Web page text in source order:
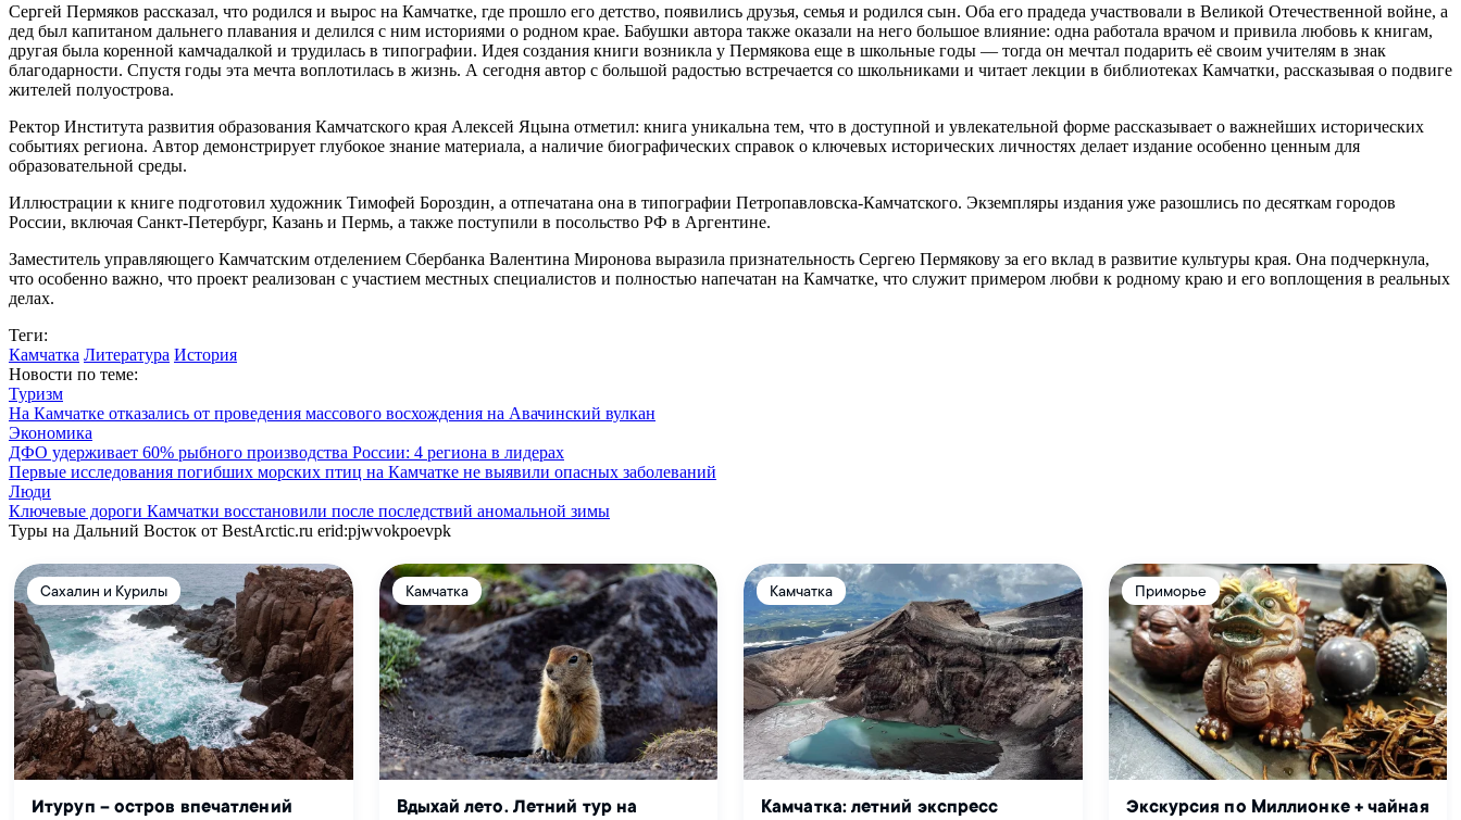
Сергей Пермяков рассказал, что родился и вырос на Камчатке, где прошло его детство, появились друзья, семья и родился сын. Оба его прадеда участвовали в Великой Отечественной войне, а
дед был капитаном дальнего плавания и делился с ним историями о родном крае. Бабушки автора также оказали на него большое влияние: одна работала врачом и привила любовь к книгам,
другая была коренной камчадалкой и трудилась в типографии. Идея создания книги возникла у Пермякова еще в школьные годы — тогда он мечтал подарить её своим учителям в знак
благодарности. Спустя годы эта мечта воплотилась в жизнь. А сегодня автор с большой радостью встречается со школьниками и читает лекции в библиотеках Камчатки, рассказывая о подвиге
жителей полуострова.
Ректор Института развития образования Камчатского края Алексей Яцына отметил: книга уникальна тем, что в доступной и увлекательной форме рассказывает о важнейших исторических
событиях региона. Автор демонстрирует глубокое знание материала, а наличие биографических справок о ключевых исторических личностях делает издание особенно ценным для
образовательной среды.
Иллюстрации к книге подготовил художник Тимофей Бороздин, а отпечатана она в типографии Петропавловска-Камчатского. Экземпляры издания уже разошлись по десяткам городов
России, включая Санкт-Петербург, Казань и Пермь, а также поступили в посольство РФ в Аргентине.
Заместитель управляющего Камчатским отделением Сбербанка Валентина Миронова выразила признательность Сергею Пермякову за его вклад в развитие культуры края. Она подчеркнула,
что особенно важно, что проект реализован с участием местных специалистов и полностью напечатан на Камчатке, что служит примером любви к родному краю и его воплощения в реальных
делах.
Теги:
Камчатка Литература История
Новости по теме:
Туризм
На Камчатке отказались от проведения массового восхождения на Авачинский вулкан
Экономика
ДФО удерживает 60% рыбного производства России: 4 региона в лидерах
Первые исследования погибших морских птиц на Камчатке не выявили опасных заболеваний
Люди
Ключевые дороги Камчатки восстановили после последствий аномальной зимы
Туры на Дальний Восток от BestArctic.ru erid:pjwvokpoevpk